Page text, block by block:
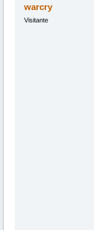
warcry
Visitante